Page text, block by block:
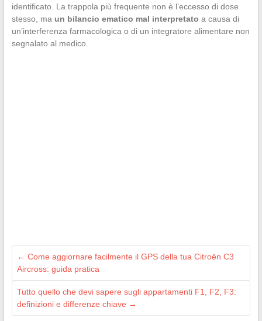
identificato. La trappola più frequente non è l’eccesso di dose
stesso, ma un bilancio ematico mal interpretato a causa di
un’interferenza farmacologica o di un integratore alimentare non
segnalato al medico.
← Come aggiornare facilmente il GPS della tua Citroën C3
Aircross: guida pratica
Tutto quello che devi sapere sugli appartamenti F1, F2, F3:
definizioni e differenze chiave →